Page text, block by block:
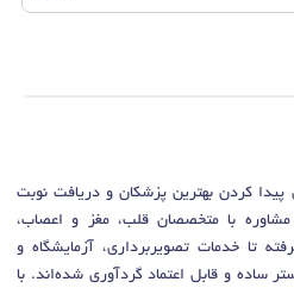
کردن بهترین پزشکان و دریافت نوبت
با متخصصان قلب، مغز و اعصاب،
تا خدمات تصویربرداری، آزمایشگاه و
ساده و قابل اعتماد گردآوری شده‌اند. با